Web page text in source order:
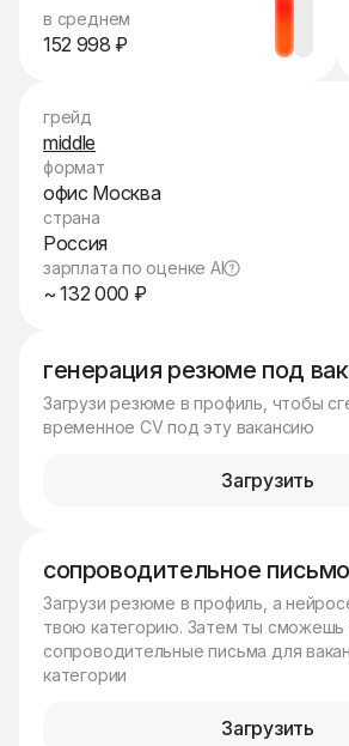
в среднем
152 998 ₽
генерация резюме под
Загрузи резюме в профиль, чтобы
временное CV под эту вакансию
Загрузить
сопроводительное письмо
Загрузи резюме в профиль, а
твою категорию. Затем ты сможешь
сопроводительные письма для
категории
Загрузить
грейд
middle
формат
офис Москва
страна
Россия
зарплата по оценке AI
~ 132 000 ₽